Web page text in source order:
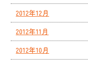
2012年12月
2012年11月
2012年10月